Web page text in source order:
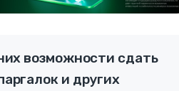
возможности сдать
и других